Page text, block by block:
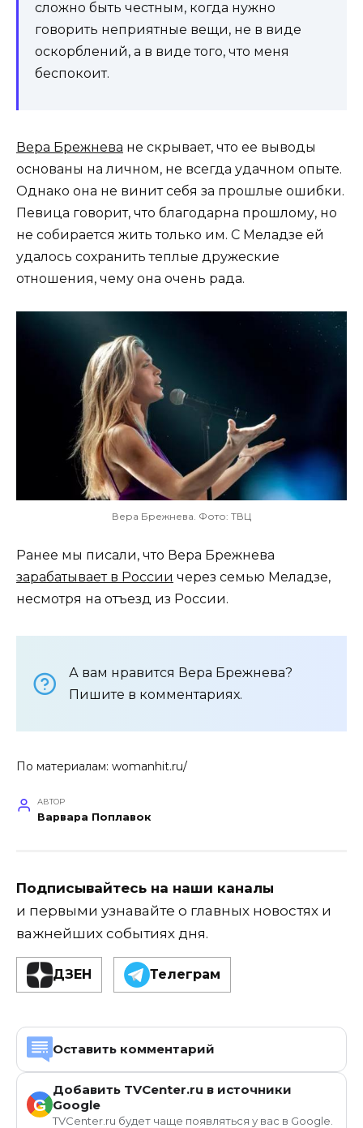
сложно быть честным, когда нужно
говорить неприятные вещи, не в виде
оскорблений, а в виде того, что меня
беспокоит.
Вера Брежнева не скрывает, что ее выводы
основаны на личном, не всегда удачном опыте.
Однако она не винит себя за прошлые ошибки.
Певица говорит, что благодарна прошлому, но
не собирается жить только им. С Меладзе ей
удалось сохранить теплые дружеские
отношения, чему она очень рада.
Вера Брежнева. Фото: ТВЦ
Ранее мы писали, что Вера Брежнева
зарабатывает в России через семью Меладзе,
несмотря на отъезд из России.
А вам нравится Вера Брежнева?
Пишите в комментариях.
По материалам: womanhit.ru/
АВТОР
Варвара Поплавок
Подписывайтесь на наши каналы
и первыми узнавайте о главных новостях и
важнейших событиях дня.
ДЗЕН Телеграм
Оставить комментарий
G
Добавить TVCenter.ru в источники
Google
TVCenter.ru будет чаще появляться у вас в Google.